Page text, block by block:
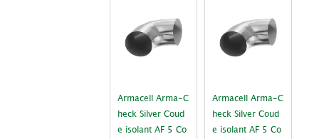
Armacell Arma-C
heck Silver Coud
e isolant AF 5 Co
Armacell Arma-C
heck Silver Coud
e isolant AF 5 Co